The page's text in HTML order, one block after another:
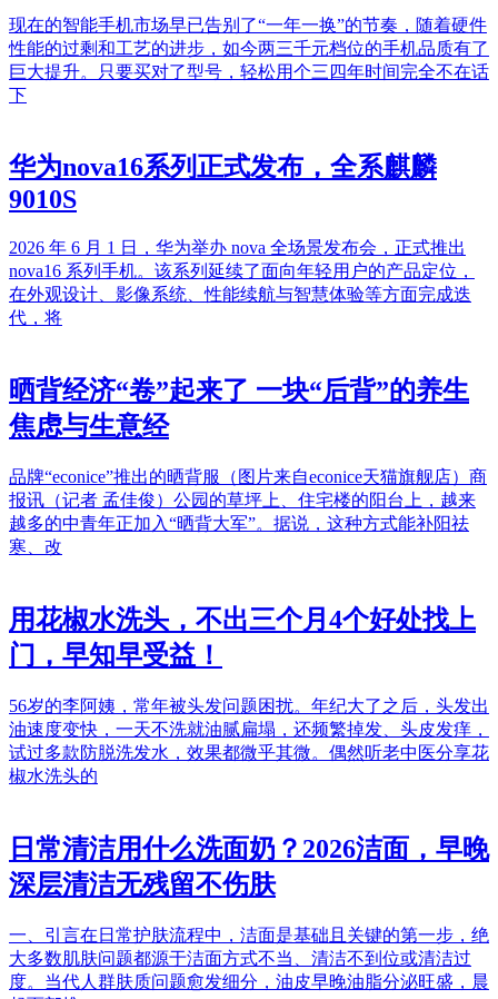
现在的智能手机市场早已告别了“一年一换”的节奏，随着硬件
性能的过剩和工艺的进步，如今两三千元档位的手机品质有了
巨大提升。只要买对了型号，轻松用个三四年时间完全不在话
下
华为nova16系列正式发布，全系麒麟
9010S
2026 年 6 月 1 日，华为举办 nova 全场景发布会，正式推出
nova16 系列手机。该系列延续了面向年轻用户的产品定位，
在外观设计、影像系统、性能续航与智慧体验等方面完成迭
代，将
晒背经济“卷”起来了 一块“后背”的养生
焦虑与生意经
品牌“econice”推出的晒背服（图片来自econice天猫旗舰店）商
报讯（记者 孟佳俊）公园的草坪上、住宅楼的阳台上，越来
越多的中青年正加入“晒背大军”。据说，这种方式能补阳祛
寒、改
用花椒水洗头，不出三个月4个好处找上
门，早知早受益！
56岁的李阿姨，常年被头发问题困扰。年纪大了之后，头发出
油速度变快，一天不洗就油腻扁塌，还频繁掉发、头皮发痒，
试过多款防脱洗发水，效果都微乎其微。偶然听老中医分享花
椒水洗头的
日常清洁用什么洗面奶？2026洁面，早晚
深层清洁无残留不伤肤
一、引言在日常护肤流程中，洁面是基础且关键的第一步，绝
大多数肌肤问题都源于洁面方式不当、清洁不到位或清洁过
度。当代人群肤质问题愈发细分，油皮早晚油脂分泌旺盛，晨